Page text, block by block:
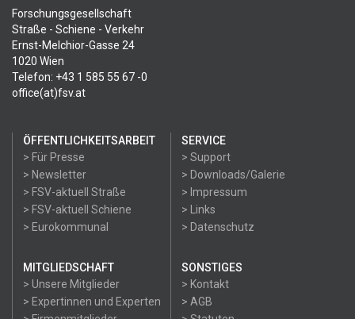
Forschungsgesellschaft
Straße - Schiene - Verkehr
Ernst-Melchior-Gasse 24
1020 Wien
Telefon: +43 1 585 55 67 -0
office(at)fsv.at
ÖFFENTLICHKEITSARBEIT
> Für Presse
> Newsletter
> FSV-aktuell Straße
> FSV-aktuell Schiene
> Eurokommunal
SERVICE
> Support
> Downloads/Galerie
> Impressum
> Links
> Datenschutz
MITGLIEDSCHAFT
> Unsere Mitglieder
> Expertinnen und Experten
SONSTIGES
> Kontakt
> AGB